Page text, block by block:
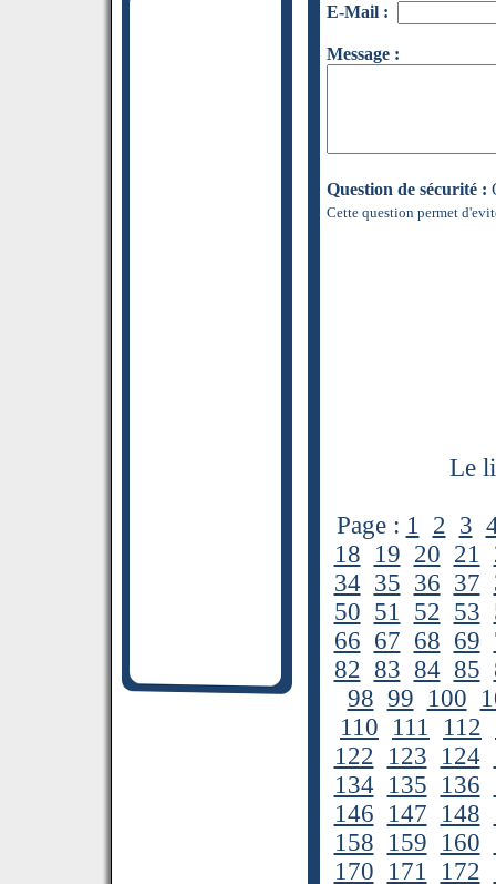
E-Mail :
Message :
Question de sécurité :
Cette question permet
Le
Page : 1 2 3
18 19 20 21
34 35 36 37
50 51 52 53
66 67 68 69
82 83 84 85
98 99 100
110 111 112
122 123 124
134 135 136
146 147 148
158 159 160
170 171 172